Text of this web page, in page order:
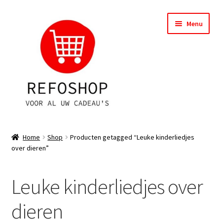
navigatie
Menu
OPRUIMING
Account
Home Shop
Producten getagged “Leuke kinderliedjes
over dieren”
Leuke kinderliedjes over
dieren